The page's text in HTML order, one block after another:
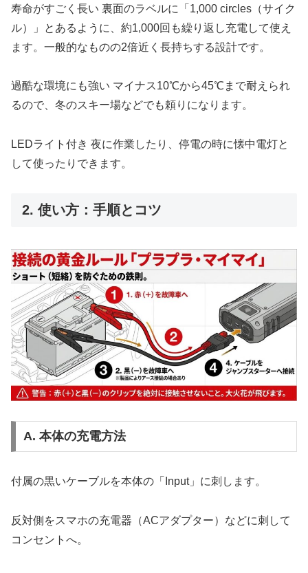
寿命がすごく長い 裏面のラベルに「1,000 circles（サイク
ル）」とあるように、約1,000回も繰り返し充電して使え
ます。一般的なものの2倍近く長持ちする設計です。
過酷な環境にも強い マイナス10℃から45℃まで耐えられ
るので、冬のスキー場などでも頼りになります。
LEDライト付き 夜に作業したり、停電の時に懐中電灯と
して使ったりできます。
2. 使い方：手順とコツ
A. 本体の充電方法
付属の黒いケーブルを本体の「Input」に刺します。
反対側をスマホの充電器（ACアダプター）などに刺して
コンセントへ。